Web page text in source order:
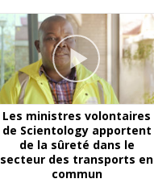
Les ministres volontaires
de Scientology apportent
de la sûreté dans le
secteur des transports en
commun